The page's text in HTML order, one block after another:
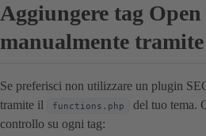
Aggiungere tag
manualmente
Se preferisci non utilizzare un plugin
tramite il
functions.php
del tuo tema.
controllo su ogni tag: